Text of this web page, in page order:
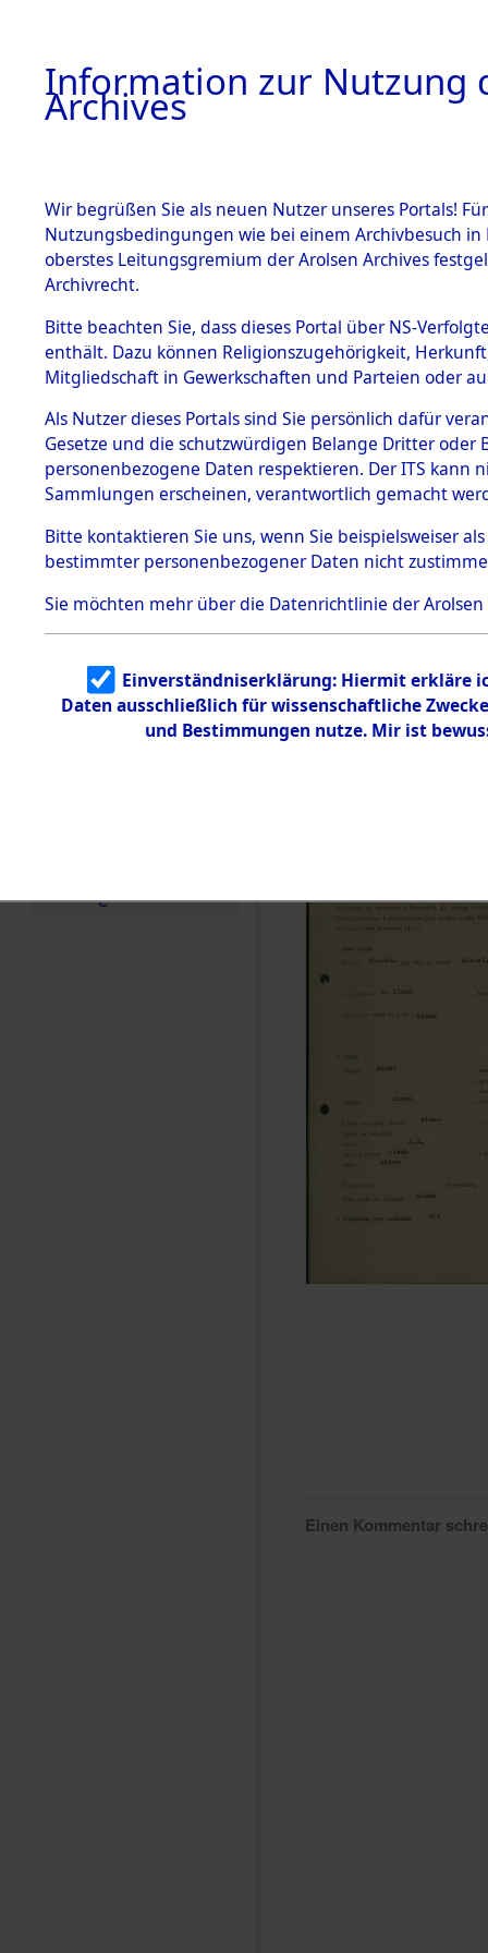
BESTÄNDE
1.
mente
5. Verschiedenes
5.3
Todesmärsche
5.3.1 Alliierte
Erhebungen
zu
Todesmärsch
en
5.3.2
Identifizierun
g
5.3.3
Todesmärsch
e
auf dem
zur
Roding)
Leben
0002
Einen Kommentar
Information zur Nutzung
Archives
Wir begrüßen Sie als neuen Nutzer unseres Portals!
Nutzungsbedingungen wie bei einem Archivbesuch
oberstes Leitungsgremium der Arolsen Archives
Archivrecht.
Bitte beachten Sie, dass dieses Portal über NS-
enthält. Dazu können Religionszugehörigkeit,
Mitgliedschaft in Gewerkschaften und Parteien oder
Als Nutzer dieses Portals sind Sie persönlich dafür
Gesetze und die schutzwürdigen Belange Dritter
personenbezogene Daten respektieren. Der ITS
Sammlungen erscheinen, verantwortlich gemacht
Bitte kontaktieren Sie uns, wenn Sie beispielsweiser
bestimmter personenbezogener Daten nicht
Sie möchten mehr über die Datenrichtlinie der Arolsen
Einverständniserklärung: Hiermit erkläre
Daten ausschließlich für wissenschaftliche
und Bestimmungen nutze. Mir ist